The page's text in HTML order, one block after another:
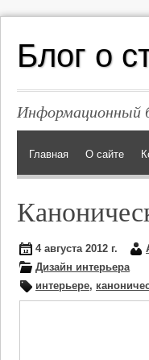
Блог о
Информационный
Главная О сайте
4 августа 2012 г.
Дизайн интерьера
интерьере,